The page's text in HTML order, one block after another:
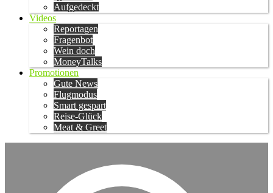
Aufgedeckt
Videos
Reportagen
Fragenbot
Wein doch
MoneyTalks
Promotionen
Gute News
Flugmodus
Smart gespart
Reise-Glück
Meat & Greet